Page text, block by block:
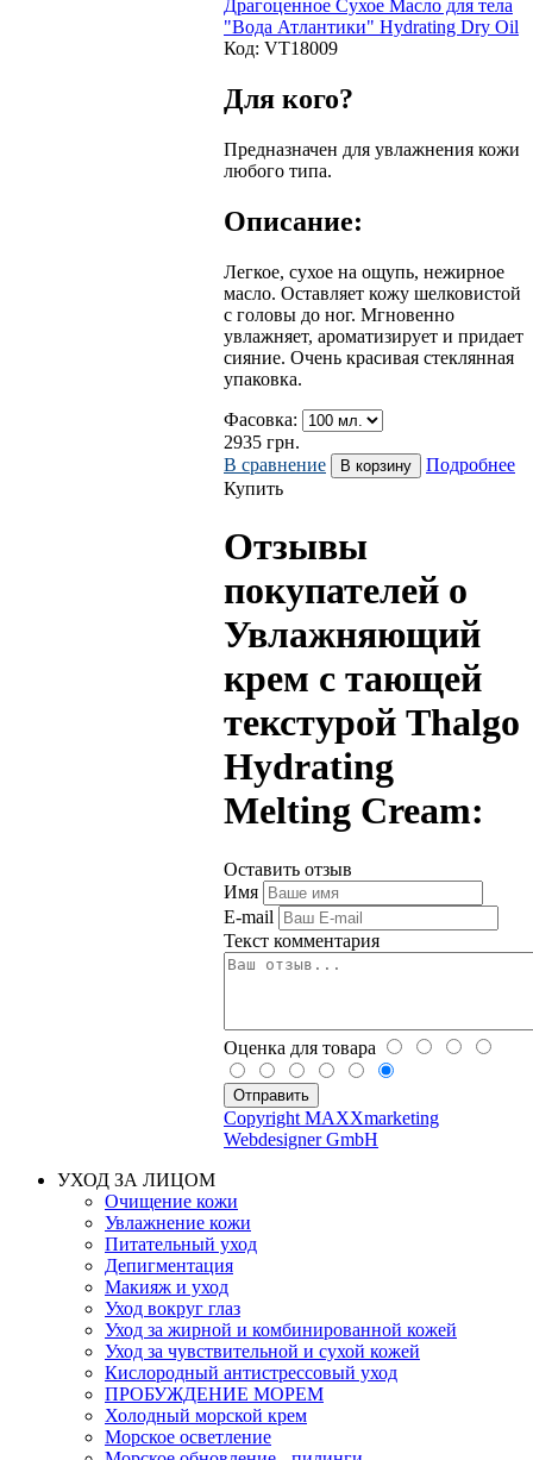
Драгоценное Сухое Масло для тела
"Вода Атлантики" Hydrating Dry Oil
Код: VT18009
Для кого?
Предназначен для увлажнения кожи
любого типа.
Описание:
Легкое, сухое на ощупь, нежирное
масло. Оставляет кожу шелковистой
с головы до ног. Мгновенно
увлажняет, ароматизирует и придает
сияние. Очень красивая стеклянная
упаковка.
Фасовка:
2935 грн.
В сравнение
Подробнее
Купить
Отзывы
покупателей о
Увлажняющий
крем с тающей
текстурой Thalgo
Hydrating
Melting Cream:
Оставить отзыв
Имя
E-mail
Текст комментария
Оценка для товара
Copyright MAXXmarketing
Webdesigner GmbH
УХОД ЗА ЛИЦОМ
Очищение кожи
Увлажнение кожи
Питательный уход
Депигментация
Макияж и уход
Уход вокруг глаз
Уход за жирной и комбинированной кожей
Уход за чувствительной и сухой кожей
Кислородный антистрессовый уход
ПРОБУЖДЕНИЕ МОРЕМ
Холодный морской крем
Морское осветление